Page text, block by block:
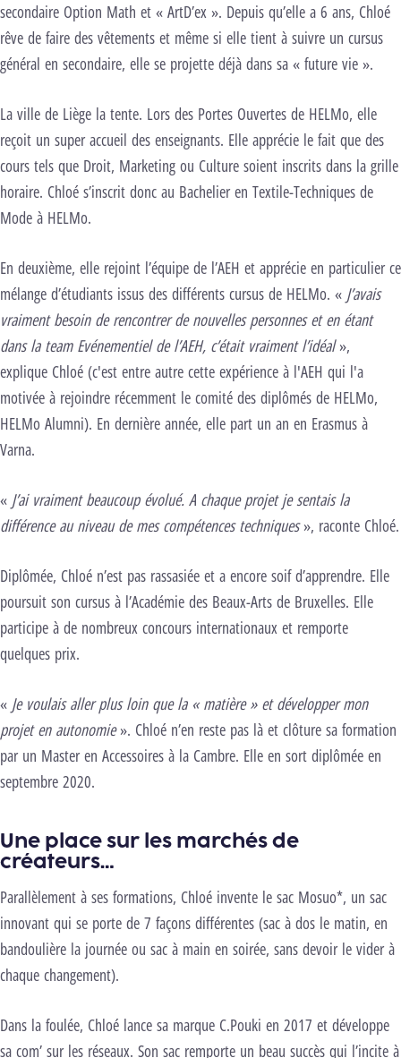
secondaire Option Math et « ArtD’ex ». Depuis qu’elle a 6 ans, Chloé
rêve de faire des vêtements et même si elle tient à suivre un cursus
général en secondaire, elle se projette déjà dans sa « future vie ».
La ville de Liège la tente. Lors des Portes Ouvertes de HELMo, elle
reçoit un super accueil des enseignants. Elle apprécie le fait que des
cours tels que Droit, Marketing ou Culture soient inscrits dans la grille
horaire. Chloé s’inscrit donc au Bachelier en Textile-Techniques de
Mode à HELMo.
En deuxième, elle rejoint l’équipe de l’AEH et apprécie en particulier ce
mélange d’étudiants issus des différents cursus de HELMo. « J’avais
vraiment besoin de rencontrer de nouvelles personnes et en étant
dans la team Evénementiel de l’AEH, c’était vraiment l’idéal»,
explique Chloé (c'est entre autre cette expérience à l'AEH qui l'a
motivée à rejoindre récemment le comité des diplômés de HELMo,
HELMo Alumni). En dernière année, elle part un an en Erasmus à
Varna.
« J’ai vraiment beaucoup évolué. A chaque projet je sentais la
différence au niveau de mes compétences techniques», raconte Chloé.
Diplômée, Chloé n’est pas rassasiée et a encore soif d’apprendre. Elle
poursuit son cursus à l’Académie des Beaux-Arts de Bruxelles. Elle
participe à de nombreux concours internationaux et remporte
quelques prix.
« Je voulais aller plus loin que la « matière » et développer mon
projet en autonomie». Chloé n’en reste pas là et clôture sa formation
par un Master en Accessoires à la Cambre. Elle en sort diplômée en
septembre 2020.
Une place sur les marchés de
créateurs…
Parallèlement à ses formations, Chloé invente le sac Mosuo*, un sac
innovant qui se porte de 7 façons différentes (sac à dos le matin, en
bandoulière la journée ou sac à main en soirée, sans devoir le vider à
chaque changement).
Dans la foulée, Chloé lance sa marque C.Pouki en 2017 et développe
sa com’ sur les réseaux. Son sac remporte un beau succès qui l’incite à